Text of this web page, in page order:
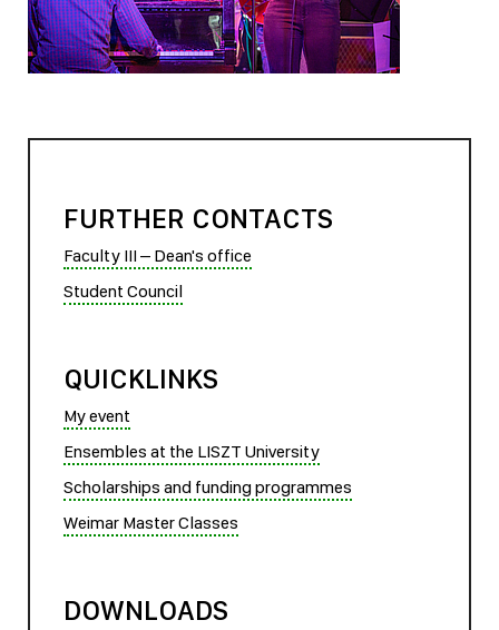
FURTHER CONTACTS
Faculty III – Dean's office
Student Council
QUICKLINKS
My event
Ensembles at the LISZT University
Scholarships and funding programmes
Weimar Master Classes
DOWNLOADS